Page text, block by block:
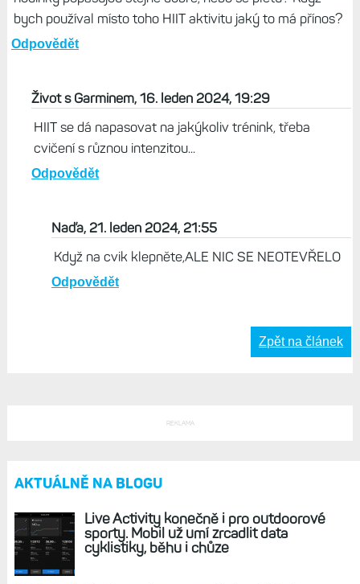
bych používal místo toho HIIT aktivitu jaký to má přínos?
Odpovědět
Život s Garminem, 16. leden 2024, 19:29
HIIT se dá napasovat na jakýkoliv trénink, třeba
cvičení s různou intenzitou...
Odpovědět
Naďa, 21. leden 2024, 21:55
Když na cvik klepněte,ALE NIC SE NEOTEVŘELO
Odpovědět
Zpět na článek
REKLAMA
AKTUÁLNĚ NA BLOGU
Live Activity konečně i pro outdoorové
sporty. Mobil už umí zrcadlit data
cyklistiky, běhu i chůze